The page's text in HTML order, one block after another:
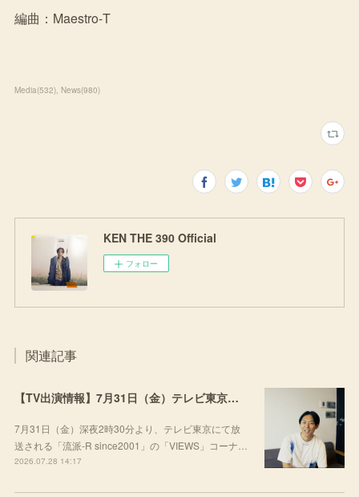
編曲：Maestro‐T
Media(532) News(980)
KEN THE 390 Official
フォロー
関連記事
【TV出演情報】7月31日（金）テレビ東京「流派-R since2001」
7月31日（金）深夜2時30分より、テレビ東京にて放
送される「流派-R since2001」の「VIEWS」コーナ…
2026.07.28 14:17